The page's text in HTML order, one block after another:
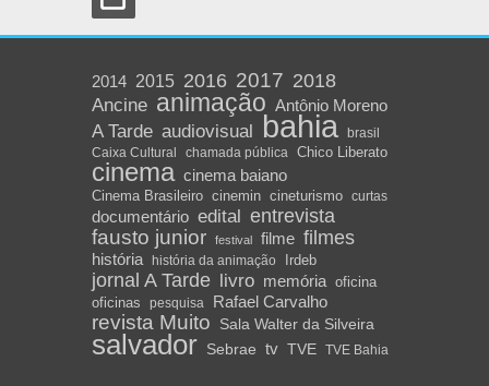
2014 2015 2016 2017 2018
Ancine animação Antônio Moreno
A Tarde audiovisual bahia
brasil
Caixa Cultural
chamada pública Chico Liberato
cinema cinema baiano
Cinema Brasileiro cinemin cineturismo curtas
documentário edital entrevista
fausto junior festival filme filmes
história história da animação Irdeb
jornal A Tarde livro memória oficina
oficinas
pesquisa Rafael Carvalho
revista Muito Sala Walter da Silveira
salvador Sebrae tv TVE TVE Bahia